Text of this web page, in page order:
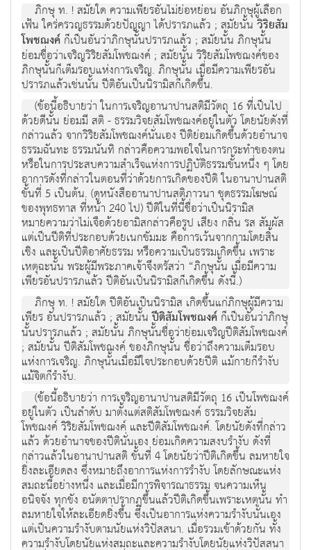
ภิกษุ ท. ! สมัยใด ความเพียรอันไม่ย่อหย่อน อันภิกษุผู้เลือก
เฟ้น ใคร่ครวญธรรมด้วยปัญญา ได้ปรารภแล้ว ; สมัยนั้น วิริยสัม
โพชฌงค์ ก็เป็นอันว่าภิกษุนั้นปรารภแล้ว ; สมัยนั้น ภิกษุนั้น
ย่อมชื่อว่าเจริญวิริยสัมโพชฌงค์ ; สมัยนั้น วิริยสัมโพชฌงค์ของ
ภิกษุนั้นก็เต็มรอบแห่งการเจริญ. ภิกษุนั้น เมื่อมีความเพียรอัน
ปรารภแล้วเช่นนั้น ปีติอันเป็นนิรามิสก็เกิดขึ้น.
(ข้อนี้อธิบายว่า ในการเจริญอานาปานสติมีวัตถุ 16 ที่เป็นไป
ด้วยดีนั้น ย่อมมี สติ - ธรรมวิจยสัมโพชฌงค์อยู่ในตัว โดยนัยดังที่
กล่าวแล้ว จากวิริยสัมโพชฌงค์นั่นเอง ปีติย่อมเกิดขึ้นด้วยอำนาจ
ธรรมฉันทะ ธรรมนันทิ กล่าวคือความพอใจในการกระทำของตน
หรือในการประสบความสำเร็จแห่งการปฏิบัติธรรมขั้นหนึ่ง ๆ โดย
อาการดังที่กล่าวในตอนที่ว่าด้วยการเกิดของปีติ ในอานาปานสติ
ขั้นที่ 5 เป็นต้น. (ดูหนังสืออานาปานสติภาวนา ชุดธรรมโฆษณ์
ของพุทธทาส ที่หน้า 240 ไป) ปีติในที่นี้ชื่อว่าเป็นนิรามิส
หมายความว่าไม่เจือด้วยอามิสกล่าวคือรูป เสียง กลิ่น รส สัมผัส
แต่เป็นปีติที่ประกอบด้วยเนกขัมมะ คือการเว้นจากกามโดยสิ้น
เชิง และเป็นปีติอาศัยธรรม หรือความเป็นธรรมเกิดขึ้น เพราะ
เหตุฉะนั้น พระผู้มีพระภาคเจ้าจึงตรัสว่า “ภิกษุนั้น เมื่อมีความ
เพียรอันปรารภแล้ว ปีติอันเป็นนิรามิสก็เกิดขึ้น ดังนี้.)
ภิกษุ ท. ! สมัยใด ปีติอันเป็นนิรามิส เกิดขึ้นแก่ภิกษุผู้มีความ
เพียร อันปรารภแล้ว ; สมัยนั้นปีติสัมโพชฌงค์ ก็เป็นอันว่าภิกษุ
นั้นปรารภแล้ว ; สมัยนั้น ภิกษุนั้นชื่อว่าย่อมเจริญปีติสัมโพชฌงค์
; สมัยนั้น ปีติสัมโพชฌงค์ ของภิกษุนั้น ชื่อว่าถึงความเต็มรอบ
แห่งการเจริญ. ภิกษุนั้นเมื่อมีใจประกอบด้วยปีติ แม้กายก็รำงับ
แม้จิตก็รำงับ.
(ข้อนี้อธิบายว่า การเจริญอานาปานสติมีวัตถุ 16 เป็นโพชฌงค์
อยู่ในตัว เป็นลำดับ มาตั้งแต่สติสัมโพชฌงค์ ธรรมวิจยสัม
โพชฌงค์ วิริยสัมโพชฌงค์ และปีติสัมโพชฌงค์. โดยนัยดังที่กล่าว
แล้ว ด้วยอำนาจของปีตินั่นเอง ย่อมเกิดความสงบรำงับ ดังที่
กล่าวแล้วในอานาปานสติ ขั้นที่ 4 โดยนัยว่าปีติเกิดขึ้น ลมหายใจ
ยิ่งละเอียดลง ซึ่งหมายถึงอาการแห่งการรำงับ โดยลักษณะแห่ง
สมถะนี้อย่างหนึ่ง และเมื่อมีการพิจารณาธรรม จนความเห็น
อนิจจัง ทุกขัง อนัตตาปรากฏขึ้นแล้วปีติเกิดขึ้นเพราะเหตุนั้น ทำ
ลมหายใจให้ละเอียดยิ่งขึ้น ซึ่งเป็นอาการแห่งความรำงับนั่นเอง
แต่เป็นความรำงับตามนัยแห่งวิปัสสนา. เมื่อรวมเข้าด้วยกัน ทั้ง
ความรำงับโดยนัยแห่งสมถะและความรำงับโดยนัยแห่งวิปัสสนา